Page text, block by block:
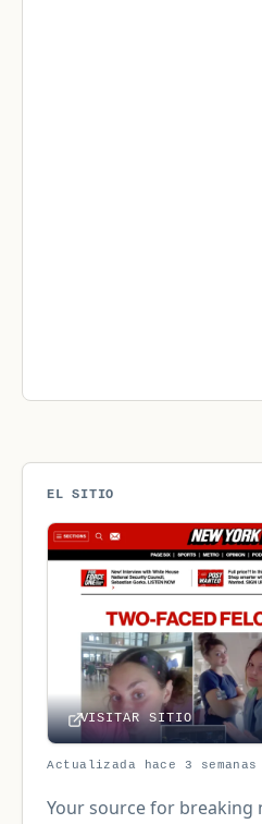
EL SITIO
VISITAR SITIO
Actualizada hace 3 semanas
Your source for breaking